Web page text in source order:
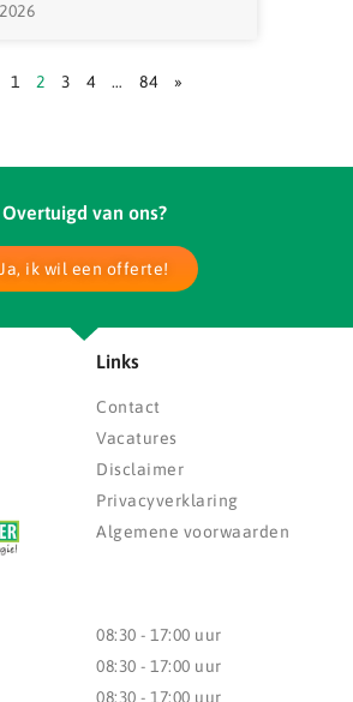
1 2 3 4 … 84 »
Overtuigd van ons?
Ja, ik wil een offerte!
Links
Contact
Vacatures
Disclaimer
Privacyverklaring
Algemene voorwaarden
08:30 - 17:00 uur
08:30 - 17:00 uur
08:30 - 17:00 uur